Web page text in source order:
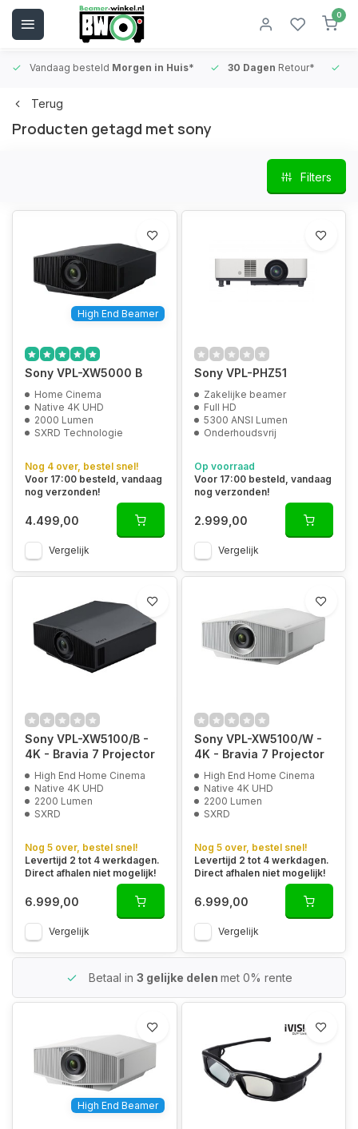
0
Vandaag besteld Morgen in Huis* 30 Dagen Retour*
Terug
Producten getagd met sony
Filters
High End Beamer
Sony VPL-XW5000 B
Home Cinema
Native 4K UHD
2000 Lumen
SXRD Technologie
Nog 4 over, bestel snel!
Voor 17:00 besteld, vandaag
nog verzonden!
4.499,00
Vergelijk
Sony VPL-PHZ51
Zakelijke beamer
Full HD
5300 ANSI Lumen
Onderhoudsvrij
Op voorraad
Voor 17:00 besteld, vandaag
nog verzonden!
2.999,00
Vergelijk
Sony VPL-XW5100/B -
4K - Bravia 7 Projector
High End Home Cinema
Native 4K UHD
2200 Lumen
SXRD
Nog 5 over, bestel snel!
Levertijd 2 tot 4 werkdagen.
Direct afhalen niet mogelijk!
6.999,00
Vergelijk
Sony VPL-XW5100/W -
4K - Bravia 7 Projector
High End Home Cinema
Native 4K UHD
2200 Lumen
SXRD
Nog 5 over, bestel snel!
Levertijd 2 tot 4 werkdagen.
Direct afhalen niet mogelijk!
6.999,00
Vergelijk
Betaal in 3 gelijke delen met 0% rente
High End Beamer